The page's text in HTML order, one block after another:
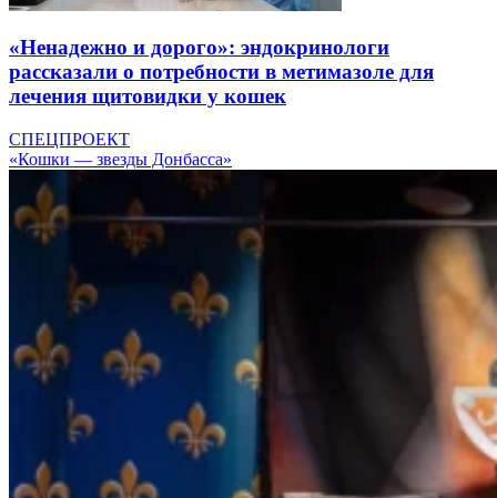
«Ненадежно и дорого»: эндокринологи
рассказали о потребности в метимазоле для
лечения щитовидки у кошек
СПЕЦПРОЕКТ
«Кошки — звезды Донбасса»